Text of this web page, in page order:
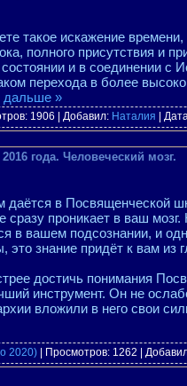
такое искажение времени,
полного присутствия и
состоянии и в соединении с
перехода в более
дальше »
1906 | Добавил: Наталия |
года. Человеческий мозг.
даётся в Посвященческой
сразу проникает в ваш
в вашем подсознании, и
это знание придёт к вам из
достичь понимания
инструмент. Он не
вложили в него свои
2020) | Просмотров: 1262 |